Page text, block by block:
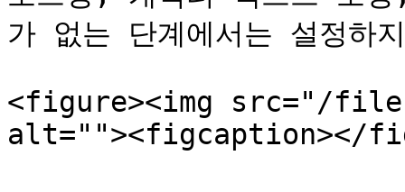
가 없는 단계에서는 설정하
<figure><img src="/